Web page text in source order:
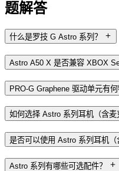
题解答
什么是罗技 G Astro 系列？
Astro A50 X 是否兼容 XBOX
PRO-G Graphene 驱动单元有何
如何选择 Astro 系列耳机（含麦
是否可以使用 Astro 系列耳机（
Astro 系列有哪些可选配件？